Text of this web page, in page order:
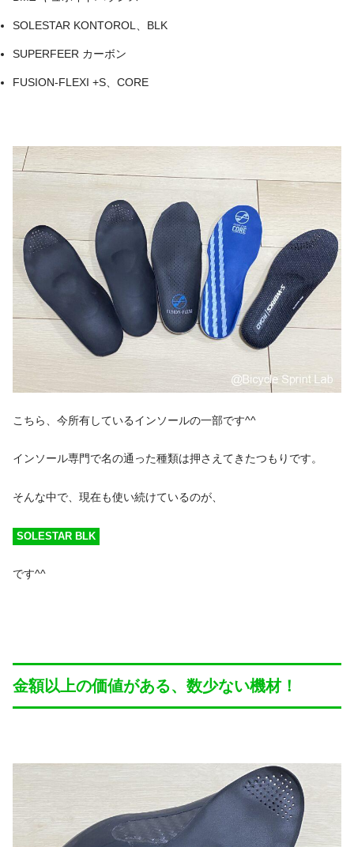
SOLESTAR KONTOROL、BLK
SUPERFEER カーボン
FUSION-FLEXI +S、CORE
こちら、今所有しているインソールの一部です^^
インソール専門で名の通った種類は押さえてきたつもりです。
そんな中で、現在も使い続けているのが、
SOLESTAR BLK
です^^
金額以上の価値がある、数少ない機材！